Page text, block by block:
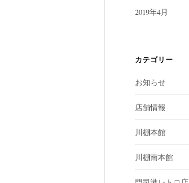
2019年4月
カテゴリー
お知らせ
店舗情報
川棚本館
川棚南本館